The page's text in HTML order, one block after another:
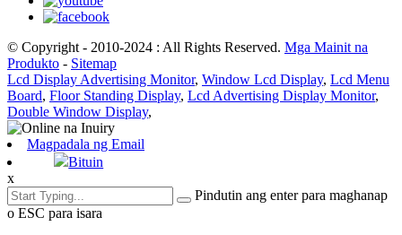
© Copyright - 2010-2024 : All Rights Reserved. Mga Mainit na
Produkto - Sitemap
Lcd Display Advertising Monitor, Window Lcd Display, Lcd Menu
Board, Floor Standing Display, Lcd Advertising Display Monitor,
Double Window Display,
Magpadala ng Email
Bituin
x
Pindutin ang enter para maghanap
o ESC para isara